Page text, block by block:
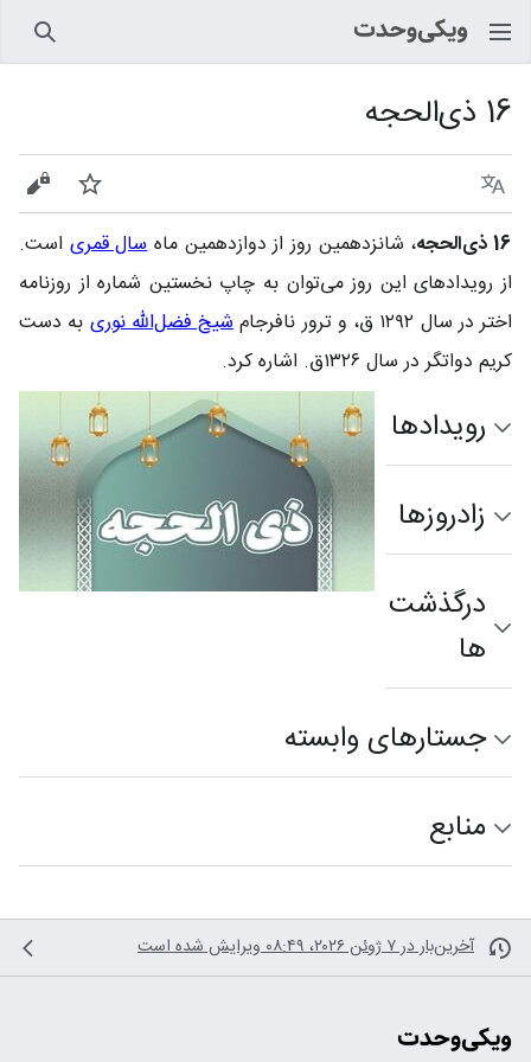
16 ذی‌الحجه
زبان پیگیری
16 ذی‌الحجه
، شانزدهمین روز از دوازدهمین ماهسال قمری است.
از رویدادهای این روز می‌توان به چاپ نخستین شماره از روزنامه
اختر در سال ۱۲۹۲ ق، و ترور نافرجام
شیخ فضل‌الله نوری‌ به دست
کریم دواتگر در سال ۱۳۲۶ق. اشاره کرد.
رویدادها
زادروزها
درگذشت‌
ها
جستارهای وابسته
منابع
آخرین‌بار در ‏۷ ژوئن ۲۰۲۶، ‏۰۸:۴۹ ویرایش شده است